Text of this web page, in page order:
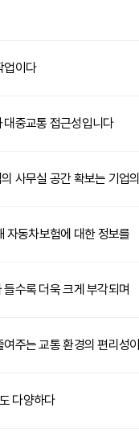
업이다
중교통 접근성입니다
사무실 공간 확보는 기업의
자동차보험에 대한 정보를
수록 더욱 크게 부각되며
주는 교통 환경의 편리성
다양하다